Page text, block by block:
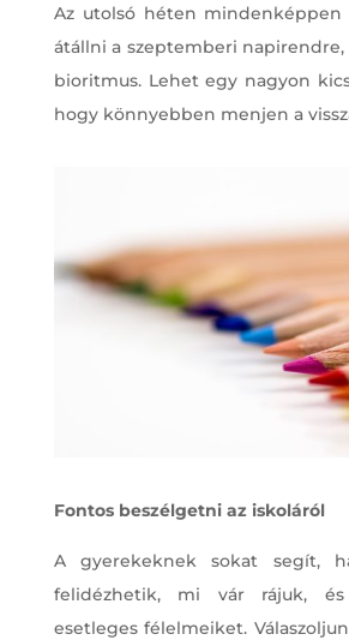
Az utolsó héten
átállni a szeptemberi
bioritmus. Lehet egy nagyon
hogy könnyebben menjen a
Fontos beszélgetni az iskoláról
A gyerekeknek sokat segít,
felidézhetik, mi vár rájuk, és
esetleges félelmeiket.